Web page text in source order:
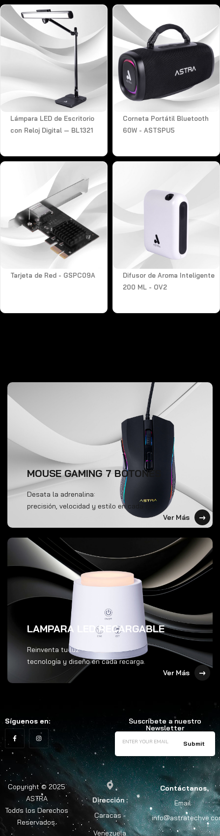
Lámpara LED de Escritorio
con Reloj Digital — BL1321
Corneta Portátil Bluetooth
60W - ASTSPU5
Tarjeta de Red - GSPC09A
Difusor de Aroma Inteligente
200 ML - OV2
MOUSE GAMING 7 BOTONES
Desata la adrenalina:
precisión, velocidad y estilo en cada clic.
Ver Más
LAMPARA LED RECARGABLE
Reinventa tu luz:
tecnología y diseño en cada recarga.
Ver Más
Síguenos en: Suscríbete a nuestro
Newsletter
Copyright © 2025
ASTRA
Todos los Derechos
Reservados.
Dirección :
Caracas -
Venezuela
Contáctanos
Email: